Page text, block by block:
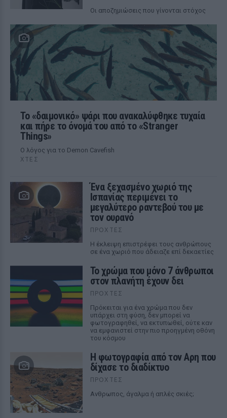
Οι αποζημιώσεις που γίνονται στόχος
Το «δαιμονικό» ψάρι που ανακαλύφθηκε τυχαία
και πήρε το όνομά του από το «Stranger
Things»
Ο λόγος για το Demon Cavefish
ΧΤΕΣ
Ένα ξεχασμένο χωριό της
Ισπανίας περιμένει το
μεγαλύτερο ραντεβού του με
τον ουρανό
ΠΡΟΧΤΈΣ
Η έκλειψη επιστρέφει τους ανθρώπους
σε ένα χωριό που άδειαζε επί δεκαετίες
Το χρώμα που μόνο 7 άνθρωποι
στον πλανήτη έχουν δει
ΠΡΟΧΤΈΣ
Πρόκειται για ένα χρώμα που δεν
υπάρχει στη φύση, δεν μπορεί να
φωτογραφηθεί, να εκτυπωθεί, ούτε καν
να εμφανιστεί στην πιο προηγμένη οθόνη
του κόσμου
Η φωτογραφία από τον Αρη που
δίχασε το διαδίκτυο
ΠΡΟΧΤΈΣ
Ανθρωπος, άγαλμα ή απλές σκιές;